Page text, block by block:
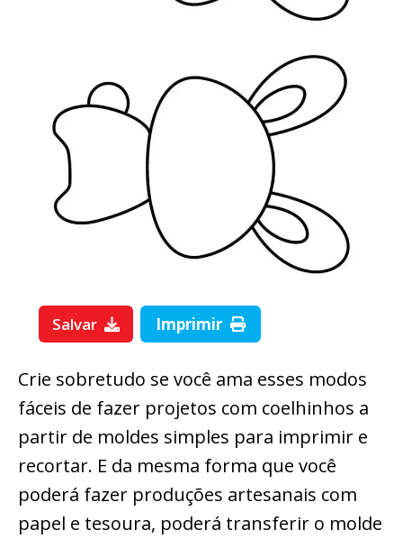
Salvar Imprimir
Crie sobretudo se você ama esses modos
fáceis de fazer projetos com coelhinhos a
partir de moldes simples para imprimir e
recortar. E da mesma forma que você
poderá fazer produções artesanais com
papel e tesoura, poderá transferir o molde